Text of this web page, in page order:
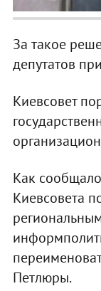
За такое
депутатов
Киевсовет
Как
Киевсовета
Петлюры.